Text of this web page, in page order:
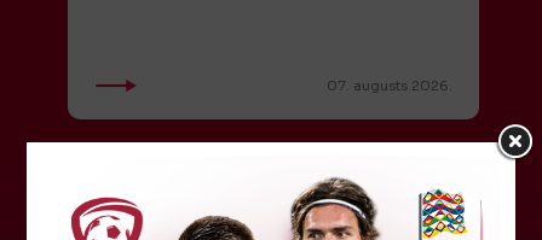
07. augusts 2026.